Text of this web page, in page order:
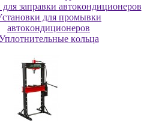
зaпpaвки aвтoкoндициoнepoв
для пpoмывки
aвтoкoндициoнepoв
кoльцa